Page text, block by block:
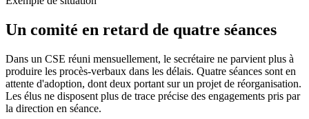
Un comité en retard de quatre séances
Dans un CSE réuni mensuellement, le secrétaire ne parvient plus à
produire les procès-verbaux dans les délais. Quatre séances sont en
attente d'adoption, dont deux portant sur un projet de réorganisation.
Les élus ne disposent plus de trace précise des engagements pris par
la direction en séance.